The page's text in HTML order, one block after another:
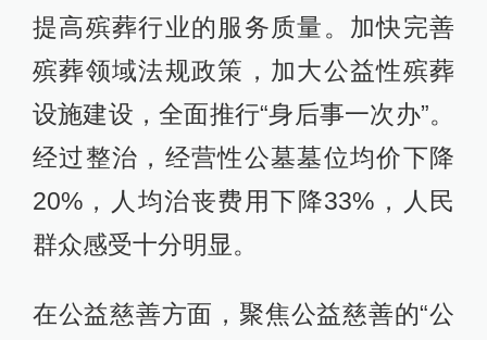
提高殡葬行业的服务质量。加快完善
殡葬领域法规政策，加大公益性殡葬
设施建设，全面推行“身后事一次办”。
经过整治，经营性公墓墓位均价下降
20%，人均治丧费用下降33%，人民
群众感受十分明显。
在公益慈善方面，聚焦公益慈善的“公